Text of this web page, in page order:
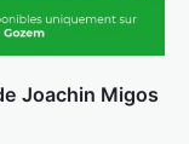
Joachin Migos